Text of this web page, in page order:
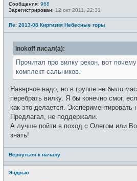
Сообщения: 968
Зарегистрирован: 12 окт 2011, 22:31
Re: 2013-08 Киргизия Небесные горы
inokoff писал(а):
Прочитал про вилку рекон, вот
комплект сальников.
Наверное надо, но в группе не было
перебрать вилку. Я бы конечно смог,
как это делается. Экспериментировать
Предлагал, не поддержали.
А лучше пойти в поход с Олегом или
знать!
Вернуться к началу
Эндрью